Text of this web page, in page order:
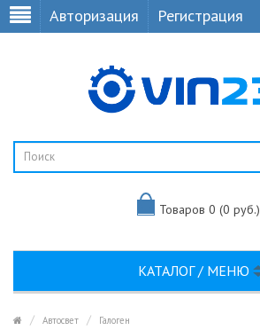
Авторизация Регистрация
Товаров 0 (0 руб.)
КАТАЛОГ / МЕНЮ
Автосвет
Галоген